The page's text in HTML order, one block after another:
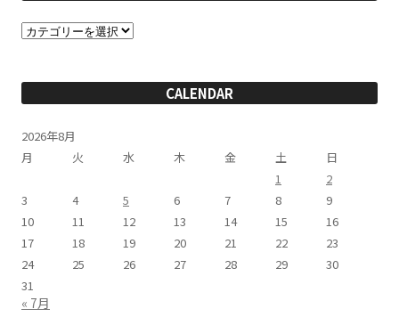
カ
テ
ー
CALENDAR
2026年8月
月
火 水 木 金 土
日
1
2
3
4 5 6 7 8
9
10
11 12 13 14 15
16
17
18 19 20 21 22
23
24
25 26 27 28 29
30
31
« 7月